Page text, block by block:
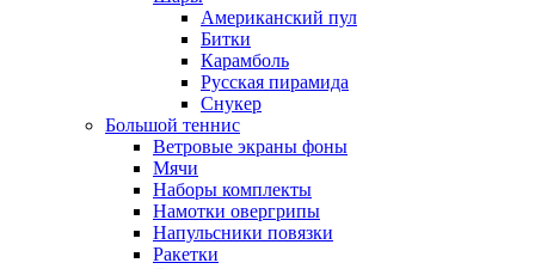
Американский пул
Битки
Карамболь
Русская пирамида
Снукер
Большой теннис
Ветровые экраны фоны
Мячи
Наборы комплекты
Намотки овергрипы
Напульсники повязки
Ракетки